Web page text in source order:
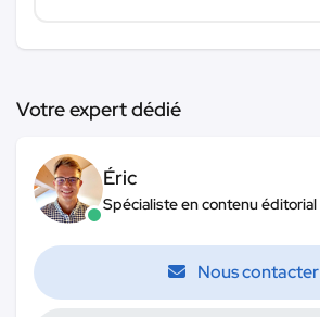
Votre expert dédié
Éric
Spécialiste en contenu éditorial
Nous contacter